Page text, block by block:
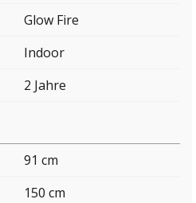
Glow Fire
Indoor
2 Jahre
91 cm
150 cm